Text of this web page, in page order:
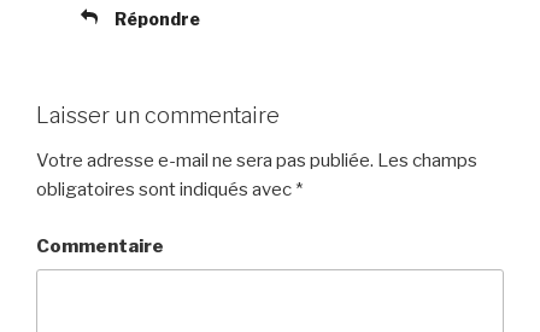
Répondre
Laisser un commentaire
Votre adresse e-mail ne sera pas publiée. Les champs
obligatoires sont indiqués avec *
Commentaire